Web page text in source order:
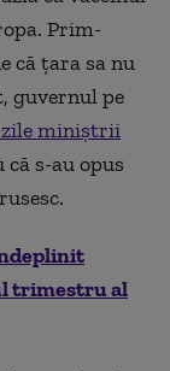
Prim-
că țara sa nu
guvernul pe
zile miniștrii
s-au opus
trimestru al